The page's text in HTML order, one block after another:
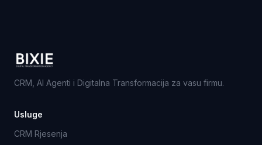
CRM, AI Agenti i Digitalna Transformacija za vasu firmu.
Usluge
CRM Rjesenja